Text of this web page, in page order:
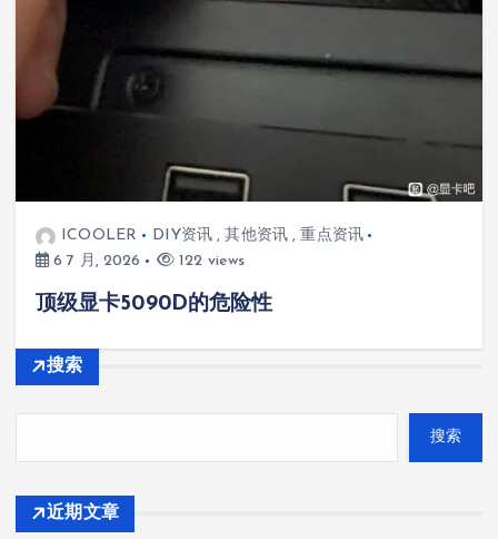
ICOOLER DIY资讯 ,其他资讯 ,重点资讯
6 7 月, 2026
122 views
顶级显卡5090D的危险性
搜索
搜索
近期文章